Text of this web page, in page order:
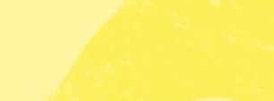
Priser per månad
• Eget fast bord: 3000 kr
• Flexibel plats (du tar den plats som är